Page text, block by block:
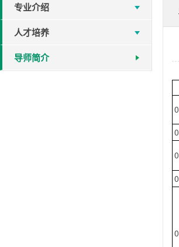
专业介绍
人才培养
导师简介